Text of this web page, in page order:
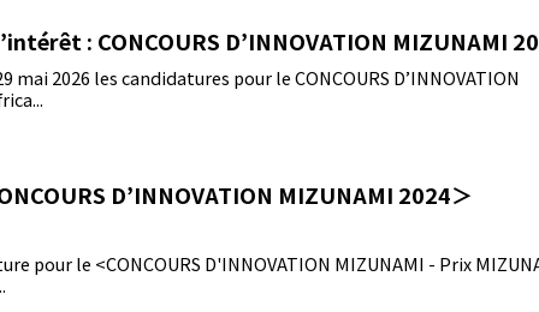
: CONCOURS D’INNOVATION MIZUNAMI
mai 2026 les candidatures pour le CONCOURS D’INNOVATION
D’INNOVATION MIZUNAMI 2024＞
pour le <CONCOURS D'INNOVATION MIZUNAMI - Prix